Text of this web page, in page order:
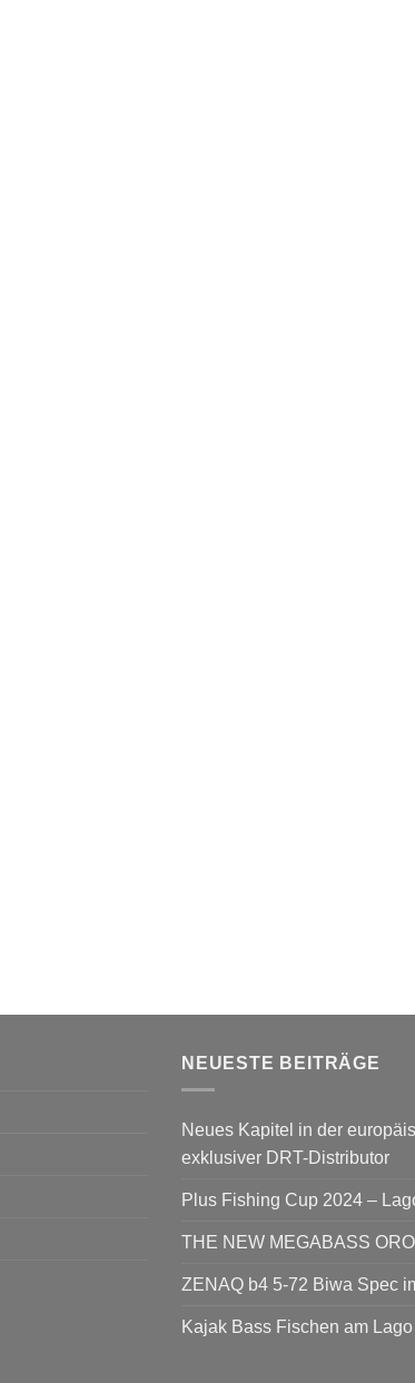
NEUESTE BEITRÄGE
Neues Kapitel in der
exklusiver DRT-Distributor
Plus Fishing Cup 2024 –
THE NEW MEGABASS
ZENAQ b4 5-72 Biwa Spec
Kajak Bass Fischen am